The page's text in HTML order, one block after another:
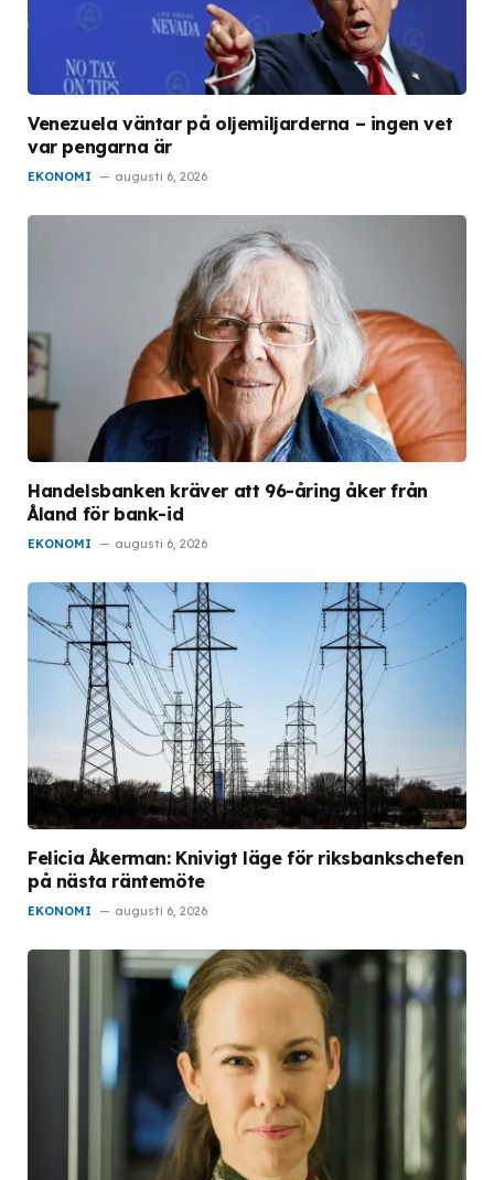
Venezuela väntar på oljemiljarderna – ingen vet
var pengarna är
EKONOMI augusti 6, 2026
Handelsbanken kräver att 96-åring åker från
Åland för bank-id
EKONOMI augusti 6, 2026
Felicia Åkerman: Knivigt läge för riksbankschefen
på nästa räntemöte
EKONOMI augusti 6, 2026